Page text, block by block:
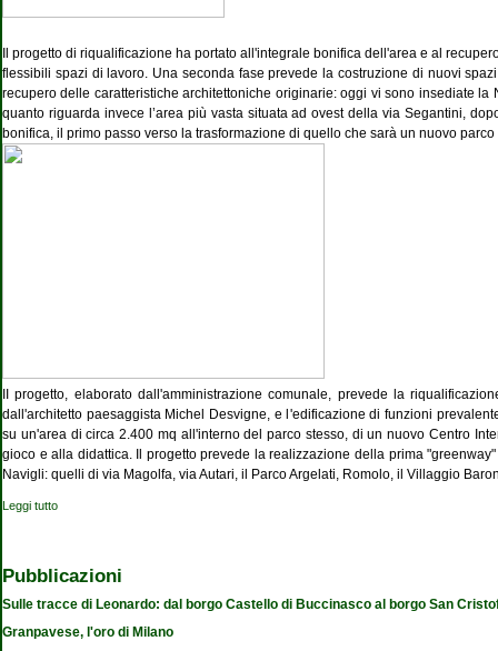
Il progetto di riqualificazione ha portato all'integrale bonifica dell'area e al
flessibili spazi di lavoro. Una seconda fase prevede la costruzione di nuovi
recupero delle caratteristiche architettoniche originarie: oggi vi sono insediate
quanto riguarda invece l’area più vasta situata ad ovest della via Segantini,
bonifica, il primo passo verso la trasformazione di quello che sarà un nuovo
II progetto, elaborato dall'amministrazione comunale, prevede la
dall'architetto paesaggista Michel Desvigne, e l'edificazione di funzioni
su un'area di circa 2.400 mq all'interno del parco stesso, di un nuovo Centro
gioco e alla didattica. Il progetto prevede la realizzazione della prima
Navigli: quelli di via Magolfa, via Autari, il Parco Argelati, Romolo, il Villaggio
Leggi tutto
Pubblicazioni
Sulle tracce di Leonardo: dal borgo Castello di Buccinasco al borgo San
Granpavese, l'oro di Milano